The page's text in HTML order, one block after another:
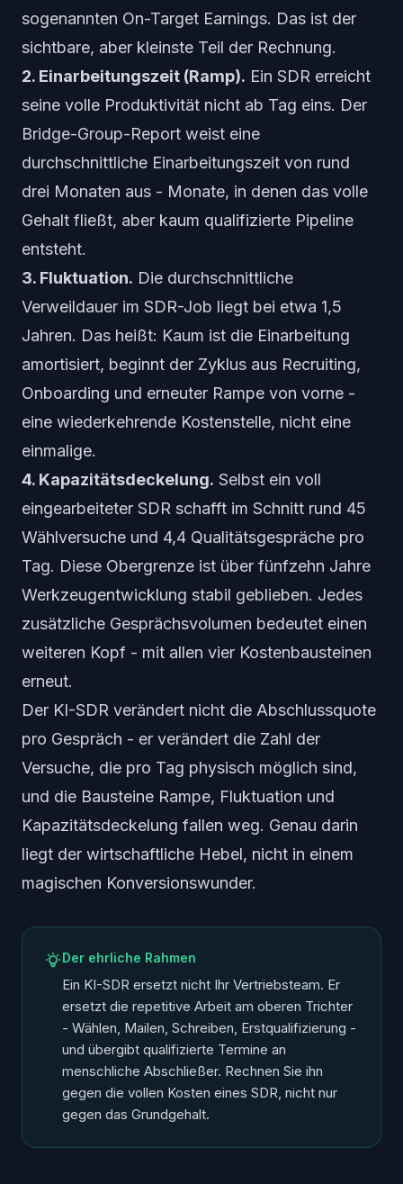
sogenannten On-Target Earnings. Das ist der
sichtbare, aber kleinste Teil der Rechnung.
2. Einarbeitungszeit (Ramp). Ein SDR erreicht
seine volle Produktivität nicht ab Tag eins. Der
Bridge-Group-Report weist eine
durchschnittliche Einarbeitungszeit von rund
drei Monaten aus - Monate, in denen das volle
Gehalt fließt, aber kaum qualifizierte Pipeline
entsteht.
3. Fluktuation. Die durchschnittliche
Verweildauer im SDR-Job liegt bei etwa 1,5
Jahren. Das heißt: Kaum ist die Einarbeitung
amortisiert, beginnt der Zyklus aus Recruiting,
Onboarding und erneuter Rampe von vorne -
eine wiederkehrende Kostenstelle, nicht eine
einmalige.
4. Kapazitätsdeckelung. Selbst ein voll
eingearbeiteter SDR schafft im Schnitt rund 45
Wählversuche und 4,4 Qualitätsgespräche pro
Tag. Diese Obergrenze ist über fünfzehn Jahre
Werkzeugentwicklung stabil geblieben. Jedes
zusätzliche Gesprächsvolumen bedeutet einen
weiteren Kopf - mit allen vier Kostenbausteinen
erneut.
Der KI-SDR verändert nicht die Abschlussquote
pro Gespräch - er verändert die Zahl der
Versuche, die pro Tag physisch möglich sind,
und die Bausteine Rampe, Fluktuation und
Kapazitätsdeckelung fallen weg. Genau darin
liegt der wirtschaftliche Hebel, nicht in einem
magischen Konversionswunder.
Der ehrliche Rahmen
Ein KI-SDR ersetzt nicht Ihr Vertriebsteam. Er
ersetzt die repetitive Arbeit am oberen Trichter
- Wählen, Mailen, Schreiben, Erstqualifizierung -
und übergibt qualifizierte Termine an
menschliche Abschließer. Rechnen Sie ihn
gegen die vollen Kosten eines SDR, nicht nur
gegen das Grundgehalt.